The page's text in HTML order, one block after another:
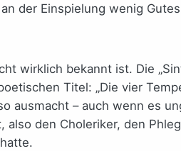
der Einspielung wenig
wirklich bekannt ist. Die
Titel: „Die vier
– auch wenn es
den Choleriker, den